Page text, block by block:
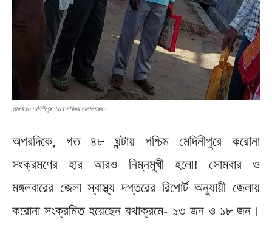
তারপরেও মেদিনীপুর শহরে সক্রিয় দালালচক্র :
অপরদিকে, গত ৪৮ ঘন্টায় পশ্চিম মেদিনীপুরে করোনা
সংক্রমণের হার আরও নিম্নমুখী হলো! সোমবার ও
মঙ্গলবারের জেলা স্বাস্থ্য দপ্তরের রিপোর্ট অনুযায়ী জেলায়
করোনা সংক্রমিত হয়েছেন যথাক্রমে- ১৩ জন ও ১৮ জন।